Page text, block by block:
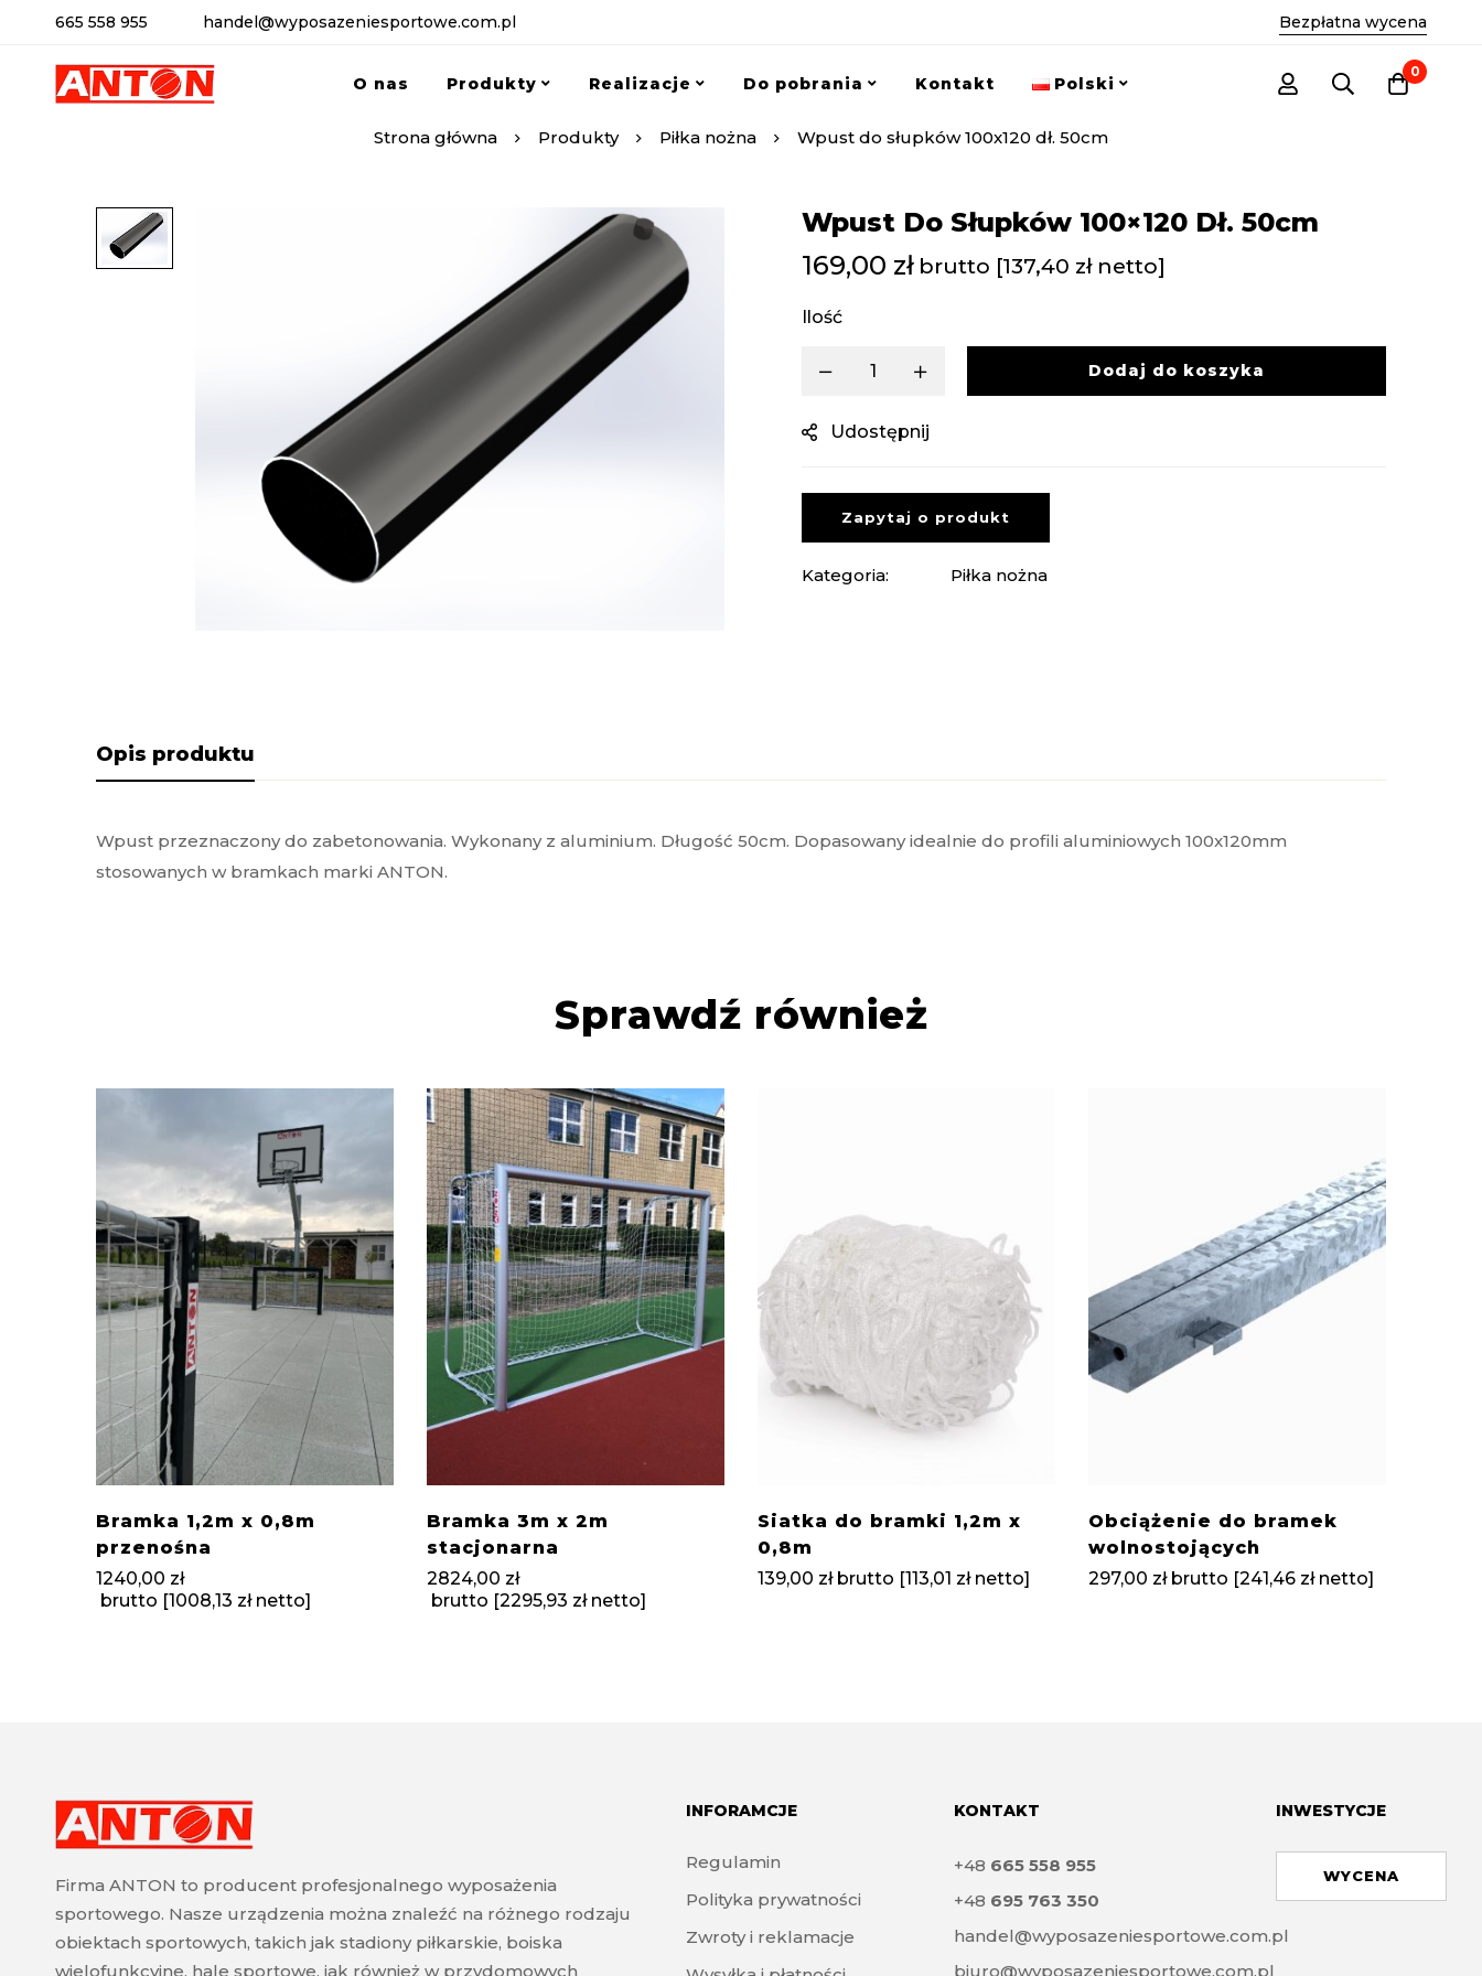
665 558 955 handel@wyposazeniesportowe.com.pl Bezpłatna wycena
O nas Produkty Realizacje Do pobrania Kontakt Polski
0
Strona główna Produkty Piłka nożna Wpust do słupków 100x120 dł. 50cm
Wpust Do Słupków 100×120 Dł. 50cm
169,00 zł brutto [137,40 złnetto]
Ilość
Dodaj do koszyka
Udostępnij
Zapytaj o produkt
Kategoria: Piłka nożna
Opis produktu
Wpust przeznaczony do zabetonowania. Wykonany z aluminium. Długość 50cm. Dopasowany idealnie do profili aluminiowych 100x120mm
stosowanych w bramkach marki ANTON.
Sprawdź również
Bramka 1,2m x 0,8m
przenośna
1240,00 zł
brutto [1008,13 złnetto]
Bramka 3m x 2m
stacjonarna
2824,00 zł
brutto [2295,93 złnetto]
Siatka do bramki 1,2m x
0,8m
139,00 zł brutto [113,01 złnetto]
Obciążenie do bramek
wolnostojących
297,00 zł brutto [241,46 złnetto]
Firma ANTON to producent profesjonalnego wyposażenia
sportowego. Nasze urządzenia można znaleźć na różnego rodzaju
obiektach sportowych, takich jak stadiony piłkarskie, boiska
wielofunkcyjne, hale sportowe, jak również w przydomowych
INFORAMCJE
Regulamin
Polityka prywatności
Zwroty i reklamacje
KONTAKT
+48 665 558 955
+48 695 763 350
handel@wyposazeniesportowe.com.pl
biuro@wyposazeniesportowe.com.pl
INWESTYCJE
WYCENA